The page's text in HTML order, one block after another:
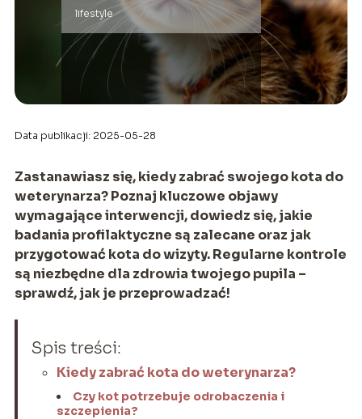
lifestyle
Data publikacji: 2025-05-28
Zastanawiasz się, kiedy zabrać swojego kota do
weterynarza? Poznaj kluczowe objawy
wymagające interwencji, dowiedz się, jakie
badania profilaktyczne są zalecane oraz jak
przygotować kota do wizyty. Regularne kontrole
są niezbędne dla zdrowia twojego pupila –
sprawdź, jak je przeprowadzać!
Spis treści:
Kiedy zabrać kota do weterynarza?
Czy kot potrzebuje odrobaczenia i
szczepienia?